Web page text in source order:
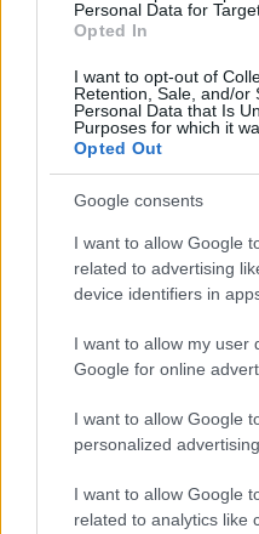
Personal Data for
Opted In
I want to opt-out of
Retention, Sale, and/or
Personal Data that Is
Purposes for which it
Opted Out
Google consents
I want to allow Google
related to advertising
device identifiers in
I want to allow my user
Google for online
I want to allow Google
personalized advertising.
I want to allow Google
related to analytics like
vendute in Italia
Francesca Lombardi · 8 Ago 2026
MOTORI